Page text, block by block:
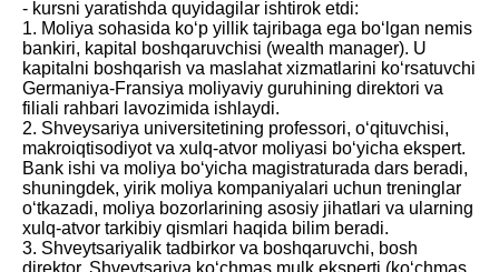
- kursni yaratishda quyidagilar ishtirok etdi:
1. Moliya sohasida ko‘p yillik tajribaga ega bo‘lgan nemis
bankiri, kapital boshqaruvchisi (wealth manager). U
kapitalni boshqarish va maslahat xizmatlarini ko‘rsatuvchi
Germaniya-Fransiya moliyaviy guruhining direktori va
filiali rahbari lavozimida ishlaydi.
2. Shveysariya universitetining professori, o‘qituvchisi,
makroiqtisodiyot va xulq-atvor moliyasi bo‘yicha ekspert.
Bank ishi va moliya bo‘yicha magistraturada dars beradi,
shuningdek, yirik moliya kompaniyalari uchun treninglar
o‘tkazadi, moliya bozorlarining asosiy jihatlari va ularning
xulq-atvor tarkibiy qismlari haqida bilim beradi.
3. Shveytsariyalik tadbirkor va boshqaruvchi, bosh
direktor, Shveytsariya ko‘chmas mulk eksperti (ko‘chmas